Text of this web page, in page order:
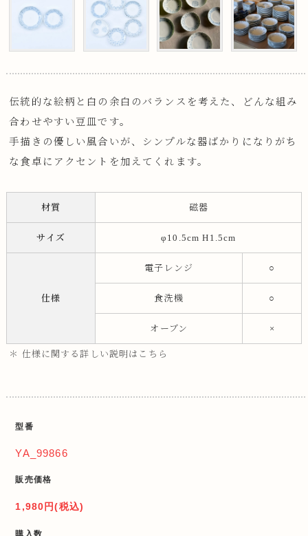
伝統的な絵柄と白の余白のバランスを考えた、どんな組み
合わせやすい豆皿です。
手描きの優しい風合いが、シンプルな器ばかりになりがち
な食卓にアクセントを加えてくれます。
材質 磁器
サイズ φ10.5cm H1.5cm
仕様
電子レンジ ○
食洗機 ○
オーブン ×
＊ 仕様に関する詳しい説明はこちら
型番
YA_99866
販売価格
1,980円(税込)
購入数